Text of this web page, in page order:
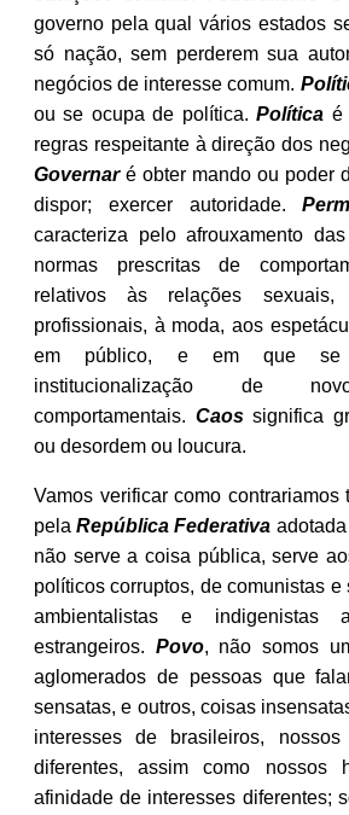
governo pela qual vários estados
só nação, sem perderem sua
negócios de interesse comum.
ou se ocupa de política.Política é
regras respeitante à direção dos
Governaré obter mando ou poder
dispor; exercer autoridade.
caracteriza pelo afrouxamento
normas prescritas de
relativos às relações sexuais,
profissionais, à moda, aos
em público, e em que se
institucionalização de
comportamentais. Caossignifica
ou desordem ou loucura.
Vamos verificar como contrariamos
pelaRepública Federativa
não serve a coisa pública, serve
políticos corruptos, de comunistas
ambientalistas e
estrangeiros. Povo, não somos
aglomerados de pessoas que
sensatas, e outros, coisas
interesses de brasileiros,
diferentes, assim como nossos
afinidade de interesses diferentes;